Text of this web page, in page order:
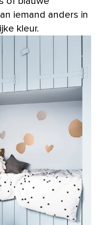
iemand anders in
kleur.